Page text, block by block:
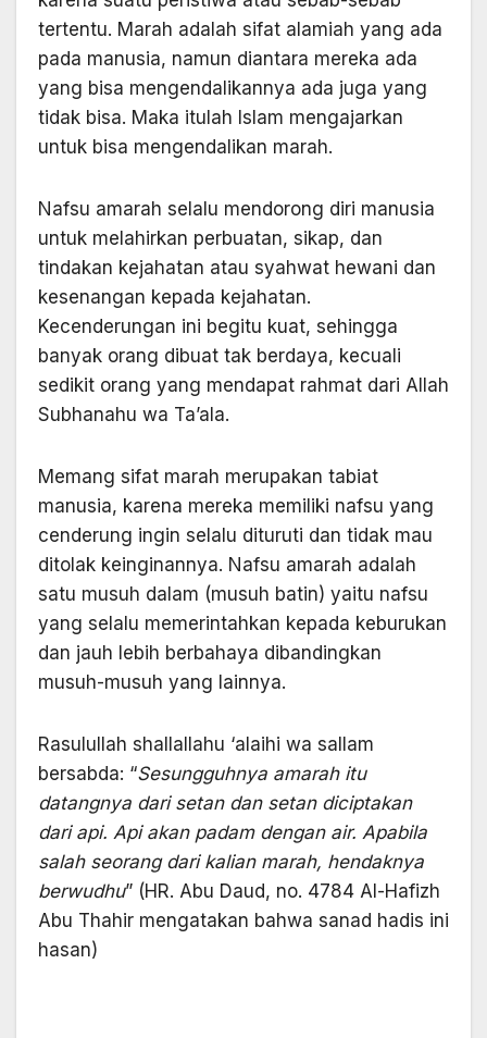
tertentu. Marah adalah sifat alamiah yang ada
pada manusia, namun diantara mereka ada
yang bisa mengendalikannya ada juga yang
tidak bisa. Maka itulah Islam mengajarkan
untuk bisa mengendalikan marah.
Nafsu amarah selalu mendorong diri manusia
untuk melahirkan perbuatan, sikap, dan
tindakan kejahatan atau syahwat hewani dan
kesenangan kepada kejahatan.
Kecenderungan ini begitu kuat, sehingga
banyak orang dibuat tak berdaya, kecuali
sedikit orang yang mendapat rahmat dari Allah
Subhanahu wa Ta’ala.
Memang sifat marah merupakan tabiat
manusia, karena mereka memiliki nafsu yang
cenderung ingin selalu dituruti dan tidak mau
ditolak keinginannya. Nafsu amarah adalah
satu musuh dalam (musuh batin) yaitu nafsu
yang selalu memerintahkan kepada keburukan
dan jauh lebih berbahaya dibandingkan
musuh-musuh yang lainnya.
Rasulullah shallallahu ‘alaihi wa sallam
bersabda: “Sesungguhnya amarah itu
datangnya dari setan dan setan diciptakan
dari api. Api akan padam dengan air. Apabila
salah seorang dari kalian marah, hendaknya
berwudhu” (HR. Abu Daud, no. 4784 Al-Hafizh
Abu Thahir mengatakan bahwa sanad hadis ini
hasan)